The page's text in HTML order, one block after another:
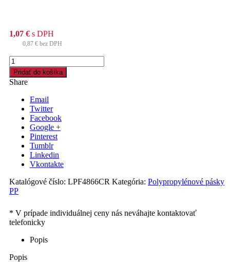
1,07 € s DPH
0,87 € bez DPH
množstvo
Lepiaca
páska
48mm
66m
Acryl,
čierna
Pridať do košíka
Share
Email
Twitter
Facebook
Google +
Pinterest
Tumblr
Linkedin
Vkontakte
Katalógové číslo: LPF4866CR Kategória: Polypropylénové pásky
PP
Popis
Popis